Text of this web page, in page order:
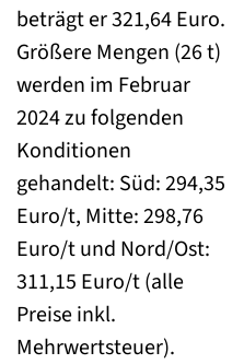
beträgt er 321,64 Euro.
Größere Mengen (26 t)
werden im Februar
2024 zu folgenden
Konditionen
gehandelt: Süd: 294,35
Euro/t, Mitte: 298,76
Euro/t und Nord/Ost:
311,15 Euro/t (alle
Preise inkl.
Mehrwertsteuer).